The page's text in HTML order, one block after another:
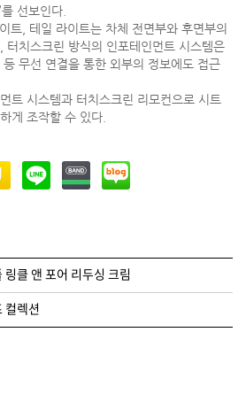
선보인다.
트, 테일 라이트는 차체 전면부와 후면부의
터치스크린 방식의 인포테인먼트 시스템은
무선 연결을 통한 외부의 정보에도 접근
트 시스템과 터치스크린 리모컨으로 시트
게 조작할 수 있다.
링클 앤 포어 리두싱 크림
컬렉션